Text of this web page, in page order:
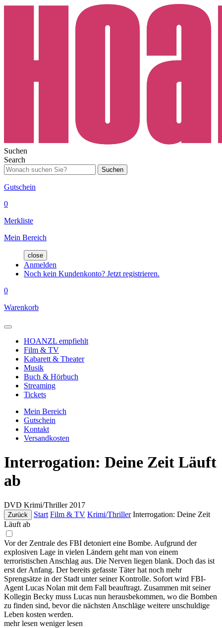
Suchen
Search
Suchen
Gutschein
0
Merkliste
Mein Bereich
close
Anmelden
Noch kein Kundenkonto? Jetzt registrieren.
0
Warenkorb
HOANZL empfiehlt
Film & TV
Kabarett & Theater
Musik
Buch & Hörbuch
Streaming
Tickets
Mein Bereich
Gutschein
Kontakt
Versandkosten
Interrogation: Deine Zeit Läuft
ab
DVD Krimi/Thriller 2017
Zurück Start Film & TV Krimi/Thriller Interrogation: Deine Zeit
Läuft ab
Vor der Zentrale des FBI detoniert eine Bombe. Aufgrund der
explosiven Lage in vielen Ländern geht man von einem
terroristischen Anschlag aus. Die Nerven liegen blank. Doch das ist
erst der Anfang. Der bereits gefasste Täter hat noch mehr
Sprengsätze in der Stadt unter seiner Kontrolle. Sofort wird FBI-
Agent Lucas Nolan mit dem Fall beauftragt. Zusammen mit seiner
Kollegin Becky muss Lucas nun herausbekommen, wo die Bomben
zu finden sind, bevor die nächsten Anschläge weitere unschuldige
Leben kosten werden.
mehr lesen weniger lesen